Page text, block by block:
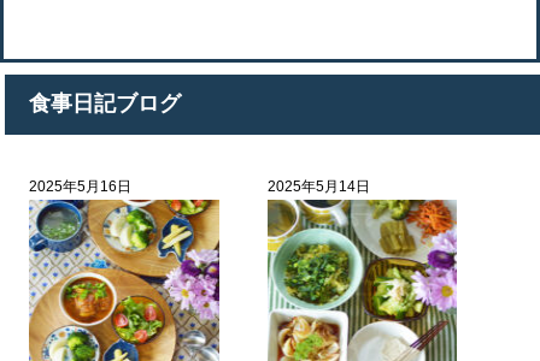
食事日記ブログ
2025年5月16日 2025年5月14日